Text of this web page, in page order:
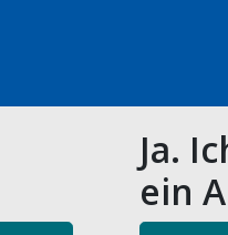
Ja.
ein